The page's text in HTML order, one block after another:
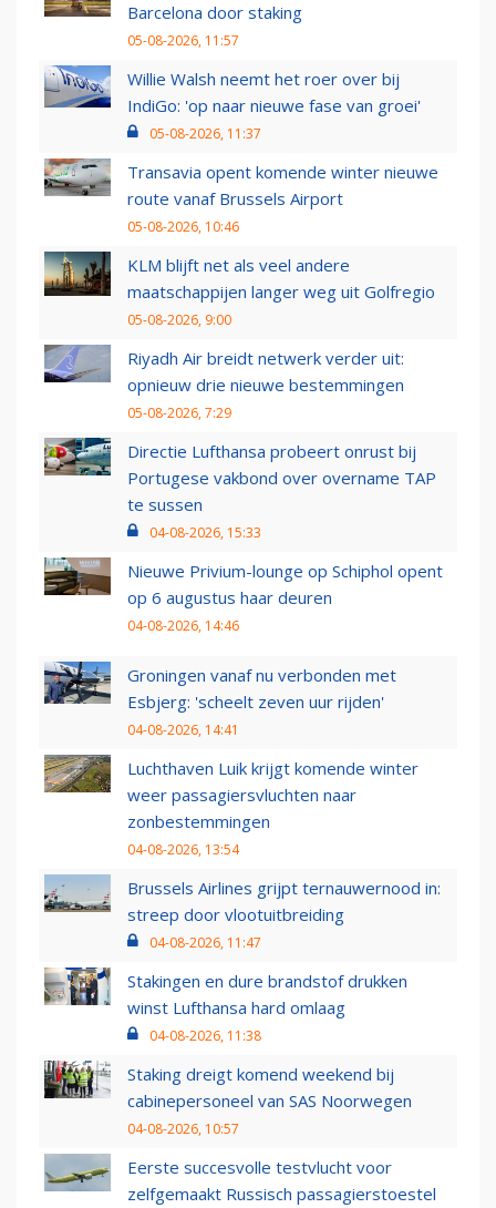
Barcelona door staking
05-08-2026, 11:57
Willie Walsh neemt het roer over bij
IndiGo: 'op naar nieuwe fase van groei'
05-08-2026, 11:37
Transavia opent komende winter nieuwe
route vanaf Brussels Airport
05-08-2026, 10:46
KLM blijft net als veel andere
maatschappijen langer weg uit Golfregio
05-08-2026, 9:00
Riyadh Air breidt netwerk verder uit:
opnieuw drie nieuwe bestemmingen
05-08-2026, 7:29
Directie Lufthansa probeert onrust bij
Portugese vakbond over overname TAP
te sussen
04-08-2026, 15:33
Nieuwe Privium-lounge op Schiphol opent
op 6 augustus haar deuren
04-08-2026, 14:46
Groningen vanaf nu verbonden met
Esbjerg: 'scheelt zeven uur rijden'
04-08-2026, 14:41
Luchthaven Luik krijgt komende winter
weer passagiersvluchten naar
zonbestemmingen
04-08-2026, 13:54
Brussels Airlines grijpt ternauwernood in:
streep door vlootuitbreiding
04-08-2026, 11:47
Stakingen en dure brandstof drukken
winst Lufthansa hard omlaag
04-08-2026, 11:38
Staking dreigt komend weekend bij
cabinepersoneel van SAS Noorwegen
04-08-2026, 10:57
Eerste succesvolle testvlucht voor
zelfgemaakt Russisch passagierstoestel